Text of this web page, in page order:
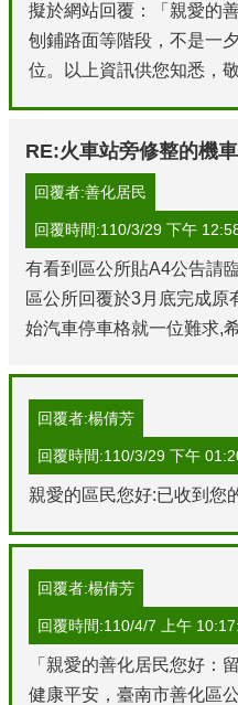
擬於網站回覆：「親愛的
刨鋪路面等階段，不是一
位。以上資訊供您知悉，
RE:火車站旁修整的機
回覆者:善化居民
回覆時間:110/3/29 下午
有看到區公所貼A4公告請
區公所回覆於3月底完成原
始汽車停車格就一位難求,
回覆者:楊倩芳
回覆時間:110/3/29 下午
親愛的區民您好:已收到您
回覆者:楊倩芳
回覆時間:110/4/7 上午
「親愛的善化居民您好：
健康平安，臺南市善化區